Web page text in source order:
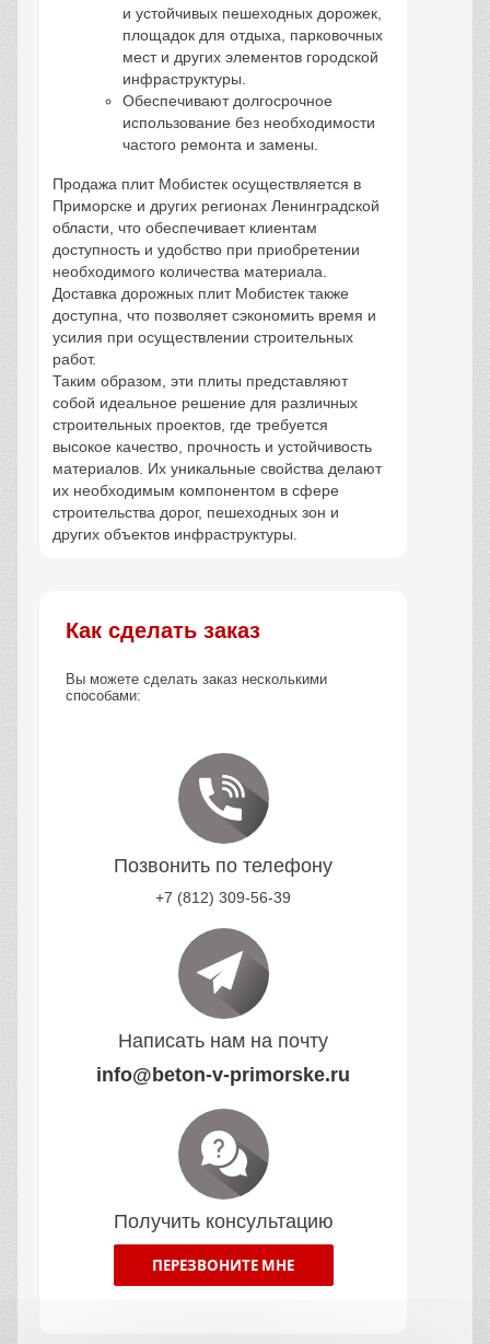
и устойчивых пешеходных дорожек,
площадок для отдыха, парковочных
мест и других элементов городской
инфраструктуры.
Обеспечивают долгосрочное
использование без необходимости
частого ремонта и замены.
Продажа плит Мобистек осуществляется в
Приморске и других регионах Ленинградской
области, что обеспечивает клиентам
доступность и удобство при приобретении
необходимого количества материала.
Доставка дорожных плит Мобистек также
доступна, что позволяет сэкономить время и
усилия при осуществлении строительных
работ.
Таким образом, эти плиты представляют
собой идеальное решение для различных
строительных проектов, где требуется
высокое качество, прочность и устойчивость
материалов. Их уникальные свойства делают
их необходимым компонентом в сфере
строительства дорог, пешеходных зон и
других объектов инфраструктуры.
Как сделать заказ
Вы можете сделать заказ несколькими
способами:
Позвонить по телефону
+7 (812) 309-56-39
Написать нам на почту
info@beton-v-primorske.ru
Получить консультацию
ПЕРЕЗВОНИТЕ МНЕ